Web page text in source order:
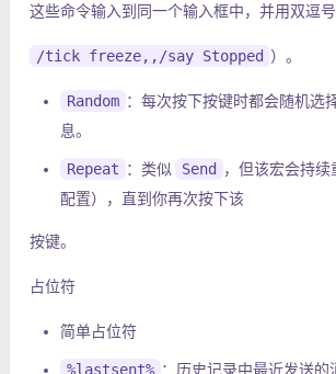
这些命令输入到同一个输入框中，并用双逗
/tick freeze,,/say Stopped ）。
Random ：每次按下按键时都会随机选
息。
Repeat ：类似 Send ，但该宏会持
配置），直到你再次按下该
按键。
占位符
简单占位符
%lastsent% ：历史记录中最近发送的